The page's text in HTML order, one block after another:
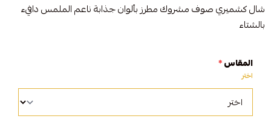
شال كشميري صوف مشروك مطرز بألوان جذابة ناعم الملمس دافيء
بالشتاء
المقاس*
اختر